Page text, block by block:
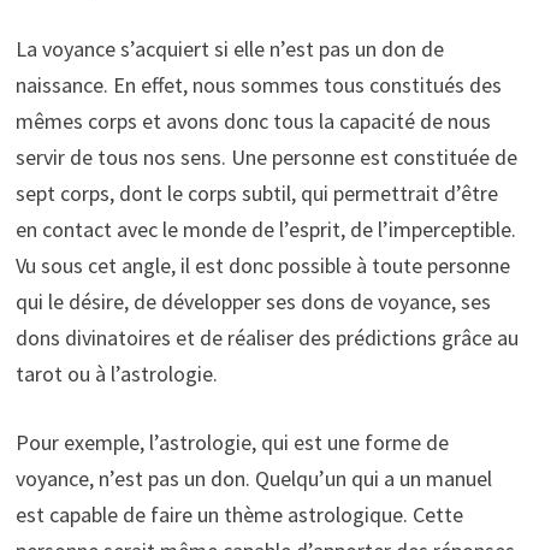
La voyance s’acquiert si elle n’est pas un don de
naissance. En effet, nous sommes tous constitués des
mêmes corps et avons donc tous la capacité de nous
servir de tous nos sens. Une personne est constituée de
sept corps, dont le corps subtil, qui permettrait d’être
en contact avec le monde de l’esprit, de l’imperceptible.
Vu sous cet angle, il est donc possible à toute personne
qui le désire, de développer ses dons de voyance, ses
dons divinatoires et de réaliser des prédictions grâce au
tarot ou à l’astrologie.
Pour exemple, l’astrologie, qui est une forme de
voyance, n’est pas un don. Quelqu’un qui a un manuel
est capable de faire un thème astrologique. Cette